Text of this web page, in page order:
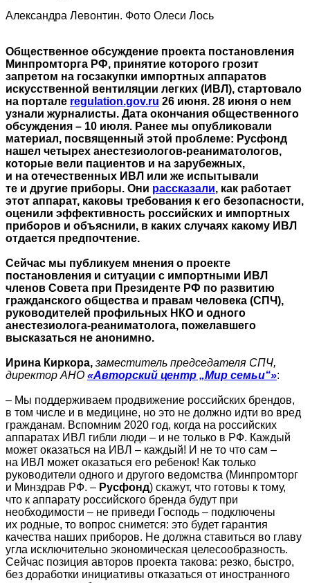
Александра Левонтин. Фото Олеси Лось
Общественное обсуждение проекта постановления
Минпромторга РФ, принятие которого грозит
запретом на госзакупки импортных аппаратов
искусственной вентиляции легких (ИВЛ), стартовало
на портале regulation.gov.ru 26 июня. 28 июня о нем
узнали журналисты. Дата окончания общественного
обсуждения – 10 июля. Ранее мы опубликовали
материал, посвященный этой проблеме: Русфонд
нашел четырех анестезиологов-реаниматологов,
которые вели пациентов и на зарубежных,
и на отечественных ИВЛ или же испытывали
те и другие приборы. Они рассказали, как работает
этот аппарат, каковы требования к его безопасности,
оценили эффективность российских и импортных
приборов и объяснили, в каких случаях какому ИВЛ
отдается предпочтение.
Сейчас мы публикуем мнения о проекте
постановления и ситуации с импортными ИВЛ
членов Совета при Президенте РФ по развитию
гражданского общества и правам человека (СПЧ),
руководителей профильных НКО и одного
анестезиолога-реаниматолога, пожелавшего
высказаться не анонимно.
Ирина Киркора, заместитель председателя СПЧ,
директор АНО «Авторский центр „Мир семьи“»:
– Мы поддерживаем продвижение российских брендов,
в том числе и в медицине, но это не должно идти во вред
гражданам. Вспомним 2020 год, когда на российских
аппаратах ИВЛ гибли люди – и не только в РФ. Каждый
может оказаться на ИВЛ – каждый! И не то что сам –
на ИВЛ может оказаться его ребенок! Как только
руководители одного и другого ведомства (Минпромторг
и Минздрав РФ. – Русфонд) скажут, что готовы к тому,
что к аппарату российского бренда будут при
необходимости – не приведи Господь – подключены
их родные, то вопрос снимется: это будет гарантия
качества наших приборов. Не должна ставиться во главу
угла исключительно экономическая целесообразность.
Сейчас позиция авторов проекта такова: резко, быстро,
без доработки инициативы отказаться от иностранного